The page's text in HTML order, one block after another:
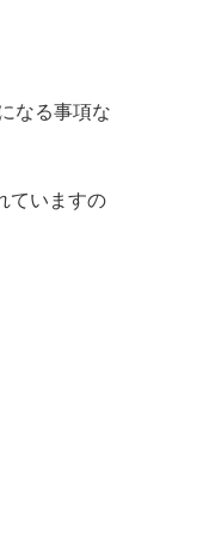
なる事項な
ていますの